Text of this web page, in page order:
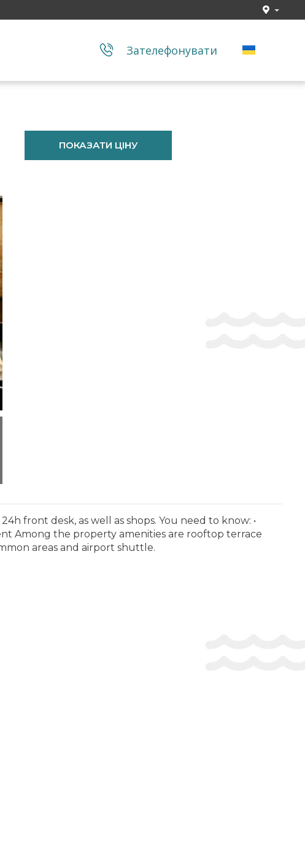
Зателефонувати
ПОКАЗАТИ ЦІНУ
front desk, as well as shops. You need to know: •
Among the property amenities are rooftop terrace
areas and airport shuttle.